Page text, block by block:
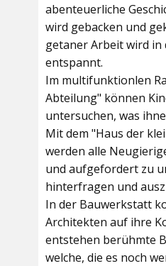
abenteuerliche
wird gebacken und
getaner Arbeit wird in
entspannt.
Im multifunktionlen
Abteilung" können
untersuchen, was
Mit dem "Haus der
werden alle
und aufgefordert zu
hinterfragen und
In der Bauwerkstatt
Architekten auf ihre
entstehen berühmte
welche, die es noch